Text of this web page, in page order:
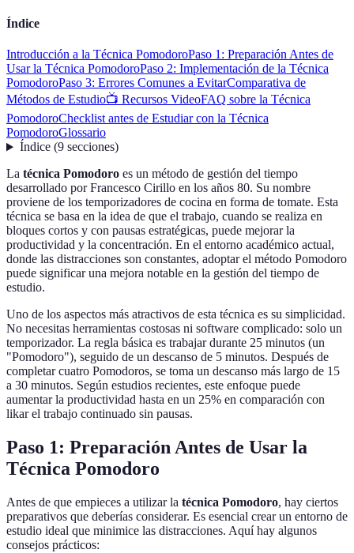
Índice
Introducción a la Técnica PomodoroPaso 1: Preparación Antes de
Usar la Técnica PomodoroPaso 2: Implementación de la Técnica
PomodoroPaso 3: Errores Comunes a EvitarComparativa de
Métodos de Estudio📺 Recursos VideoFAQ sobre la Técnica
PomodoroChecklist antes de Estudiar con la Técnica
PomodoroGlossario
Índice(9 secciones)
La técnica Pomodoro es un método de gestión del tiempo
desarrollado por Francesco Cirillo en los años 80. Su nombre
proviene de los temporizadores de cocina en forma de tomate. Esta
técnica se basa en la idea de que el trabajo, cuando se realiza en
bloques cortos y con pausas estratégicas, puede mejorar la
productividad y la concentración. En el entorno académico actual,
donde las distracciones son constantes, adoptar el método Pomodoro
puede significar una mejora notable en la gestión del tiempo de
estudio.
Uno de los aspectos más atractivos de esta técnica es su simplicidad.
No necesitas herramientas costosas ni software complicado: solo un
temporizador. La regla básica es trabajar durante 25 minutos (un
"Pomodoro"), seguido de un descanso de 5 minutos. Después de
completar cuatro Pomodoros, se toma un descanso más largo de 15
a 30 minutos. Según estudios recientes, este enfoque puede
aumentar la productividad hasta en un 25% en comparación con
likar el trabajo continuado sin pausas.
Paso 1: Preparación Antes de Usar la
Técnica Pomodoro
Antes de que empieces a utilizar la técnica Pomodoro, hay ciertos
preparativos que deberías considerar. Es esencial crear un entorno de
estudio ideal que minimice las distracciones. Aquí hay algunos
consejos prácticos: